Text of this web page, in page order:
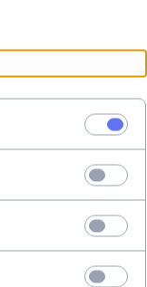
z budzikiem